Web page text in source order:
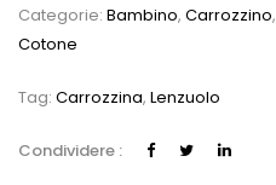
Categorie: Bambino, Carrozzino,
Cotone
Tag: Carrozzina, Lenzuolo
Condividere :